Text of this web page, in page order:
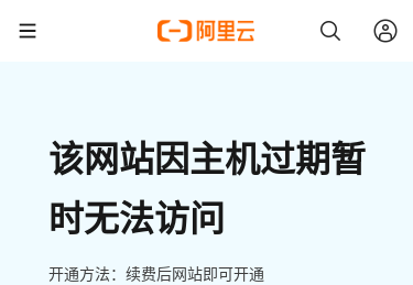
该网站因主机过期暂
时无法访问
开通方法：续费后网站即可开通